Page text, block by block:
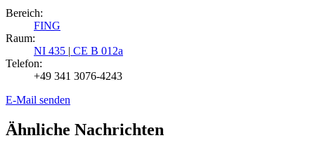
Bereich:
FING
Raum:
NI 435 | CE B 012a
Telefon:
+49 341 3076-4243
E-Mail senden
Ähnliche Nachrichten